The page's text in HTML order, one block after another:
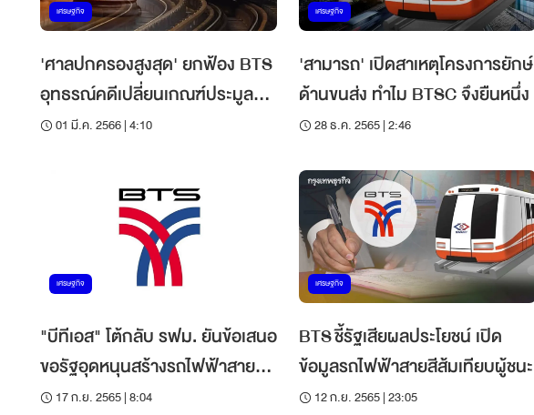
เศรษฐกิจ
'ศาลปกครองสูงสุด' ยกฟ้อง BTS
อุทธรณ์คดีเปลี่ยนเกณฑ์ประมูล
สายสีส้มครั้งแรก
01 มี.ค. 2566 | 4:10
เศรษฐกิจ
'สามารถ' เปิดสาเหตุโครงการยักษ์
ด้านขนส่ง ทำไม BTSC จึงยืนหนึ่ง
28 ธ.ค. 2565 | 2:46
เศรษฐกิจ
"บีทีเอส" โต้กลับ รฟม. ยันข้อเสนอ
ขอรัฐอุดหนุนสร้างรถไฟฟ้าสายสี
ส้ม 9.6 พันล้าน ทำได้จริง
17 ก.ย. 2565 | 8:04
เศรษฐกิจ
BTS ชี้รัฐเสียผลประโยชน์ เปิด
ข้อมูลรถไฟฟ้าสายสีส้มเทียบผู้ชนะ
12 ก.ย. 2565 | 23:05